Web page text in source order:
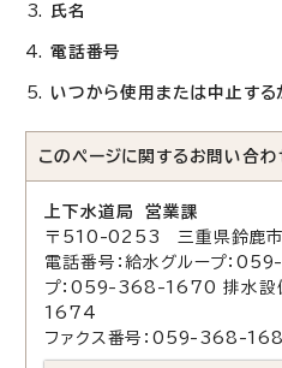
氏名
電話番号
いつから使用または中止する
このページに関する お問い合わ
上下水道局 営業課
〒510-0253 三重県鈴鹿
電話番号：給水グループ：
プ：059-368-1670 排水設
1674
ファクス番号：059-368-